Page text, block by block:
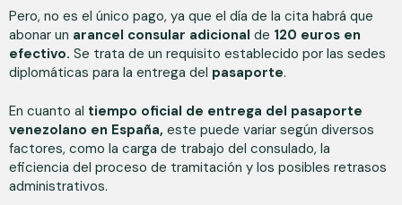
Pero, no es el único pago, ya que el día de la cita habrá que
abonar un arancel consular adicional de 120 euros en
efectivo. Se trata de un requisito establecido por las sedes
diplomáticas para la entrega del pasaporte.
En cuanto al tiempo oficial de entrega del pasaporte
venezolano en España, este puede variar según diversos
factores, como la carga de trabajo del consulado, la
eficiencia del proceso de tramitación y los posibles retrasos
administrativos.